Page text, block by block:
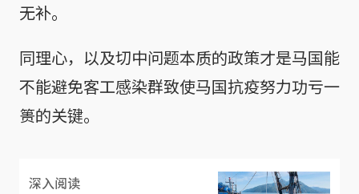
无补。
同理心，以及切中问题本质的政策才是马国能
不能避免客工感染群致使马国抗疫努力功亏一
篑的关键。
深入阅读